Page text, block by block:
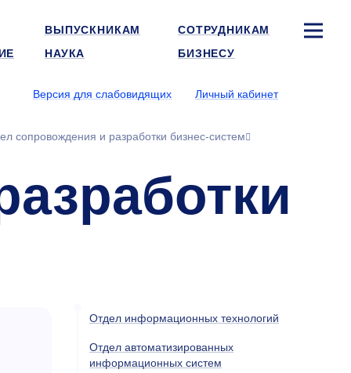
ВЫПУСКНИКАМ
СОТРУДНИКАМ
НАУКА БИЗНЕСУ
Версия для слабовидящих Личный кабинет
сопровождения и разработки бизнес-систем
Отдел информационных технологий
Отдел автоматизированных
информационных систем